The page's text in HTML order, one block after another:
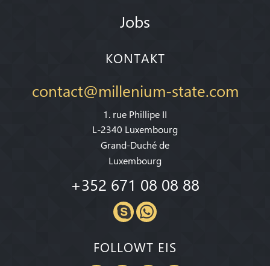
Jobs
KONTAKT
contact@millenium-state.com
1. rue Phillipe II
L-2340 Luxembourg
Grand-Duché de
Luxembourg
+352 671 08 08 88
FOLLOWT EIS